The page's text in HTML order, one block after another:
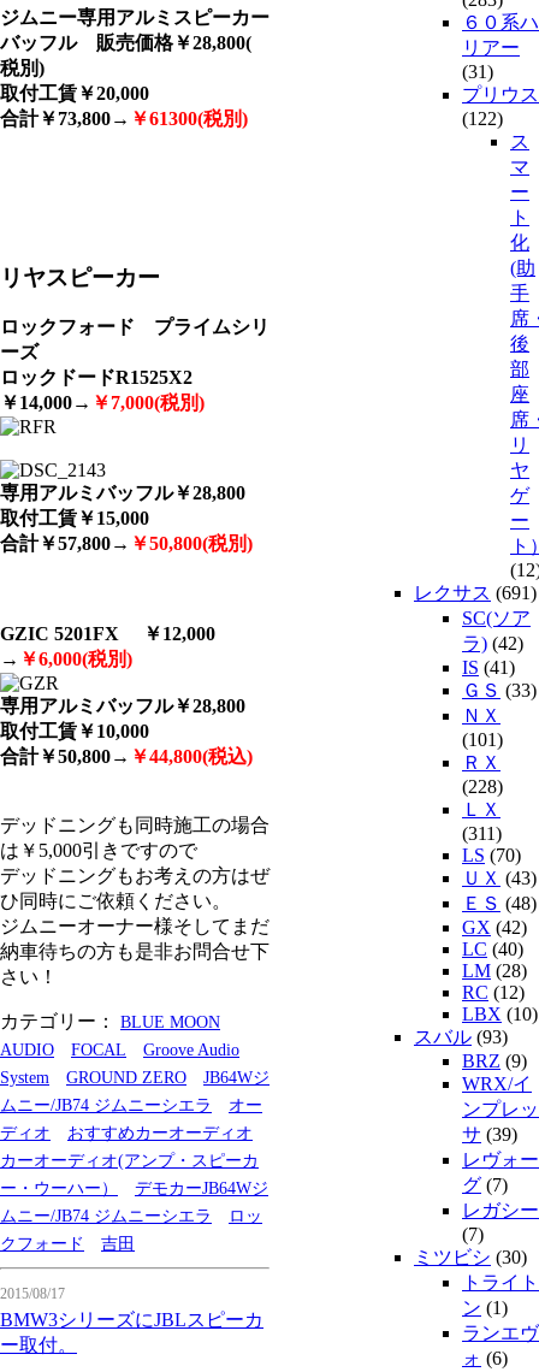
ジムニー専用アルミスピーカー
バッフル 販売価格￥28,800(
税別)
取付工賃￥20,000
合計￥73,800→ ￥61300(税別)
リヤスピーカー
ロックフォード プライムシリ
ーズ
ロックドードR1525X2
￥14,000→ ￥7,000(税別)
専用アルミバッフル￥28,800
取付工賃￥15,000
合計￥57,800→ ￥50,800(税別)
GZIC 5201FX ￥12,000
→ ￥6,000(税別)
専用アルミバッフル￥28,800
取付工賃￥10,000
合計￥50,800→ ￥44,800(税込)
デッドニングも同時施工の場合
は￥5,000引きですので
デッドニングもお考えの方はぜ
ひ同時にご依頼ください。
ジムニーオーナー様そしてまだ
納車待ちの方も是非お問合せ下
さい！
カテゴリー：
BLUE MOON
AUDIO
FOCAL
Groove Audio
System
GROUND ZERO
JB64Wジ
ムニー/JB74 ジムニーシエラ
オー
ディオ
おすすめカーオーディオ
カーオーディオ(アンプ・スピーカ
ー・ウーハー）
デモカーJB64Wジ
ムニー/JB74 ジムニーシエラ
ロッ
クフォード
吉田
2015/08/17
BMW3シリーズにJBLスピーカ
ー取付。
６０系ハ
リアー
(31)
プリウス
(122)
ス
マ
ー
ト
化
(助
手
席
後
部
座
席
リ
ヤ
ゲ
ー
ト
レクサス (691)
SC(ソア
ラ) (42)
IS (41)
ＧＳ (33)
ＮＸ
(101)
ＲＸ
(228)
ＬＸ
(311)
LS (70)
ＵＸ (43)
ＥＳ (48)
GX (42)
LC (40)
LM (28)
RC (12)
LBX (10)
スバル (93)
BRZ (9)
WRX/イ
ンプレッ
サ (39)
レヴォー
グ (7)
レガシー
(7)
ミツビシ (30)
トライト
ン (1)
ランエヴ
ォ (6)